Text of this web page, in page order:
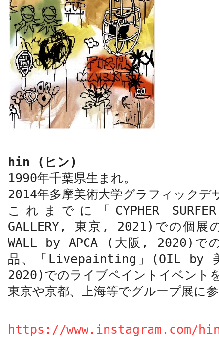
hin ( ヒン )
1990年千葉県生まれ。
2014年多摩美術大学グラフィックデ
これまでに「 CYPHER SURFER
GALLERY, 東京 , 2021) での個展
WALL by APCA ( 大阪 , 2020) で
品、「 Livepainting 」 (OIL by
2020) でのライブペイントイベント
東京や京都、上海等でグループ展に
https://www.instagram.com/